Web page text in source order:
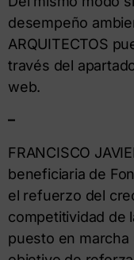
desempeño
ARQUITECTOS
través del
web.
–
FRANCISCO
beneficiaria de
el refuerzo del
competitividad de
puesto en marcha